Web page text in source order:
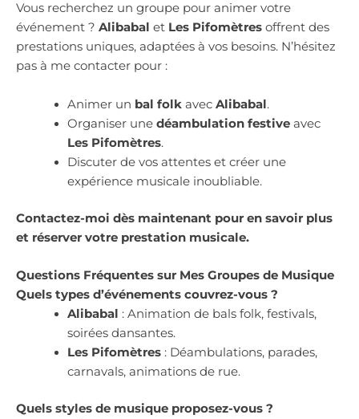
Vous recherchez un groupe pour animer votre
événement ? Alibabal et Les Pifomètres offrent des
prestations uniques, adaptées à vos besoins. N’hésitez
pas à me contacter pour :
Animer un bal folkavec Alibabal.
Organiser une déambulation festiveavec
Les Pifomètres.
Discuter de vos attentes et créer une
expérience musicale inoubliable.
Contactez-moi dès maintenant pour en savoir plus
et réserver votre prestation musicale.
Questions Fréquentes sur Mes Groupes de Musique
Quels types d’événements couvrez-vous ?
Alibabal : Animation de bals folk, festivals,
soirées dansantes.
Les Pifomètres: Déambulations, parades,
carnavals, animations de rue.
Quels styles de musique proposez-vous ?